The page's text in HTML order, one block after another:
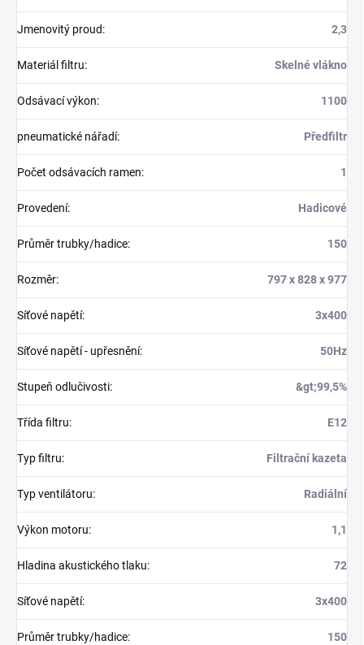
Jmenovitý proud: 2,3
Materiál filtru: Skelné vlákno
Odsávací výkon: 1100
pneumatické nářadí: Předfiltr
Počet odsávacích ramen: 1
Provedení: Hadicové
Průměr trubky/hadice: 150
Rozměr: 797 x 828 x 977
Síťové napětí: 3x400
Síťové napětí - upřesnění: 50Hz
Stupeň odlučivosti: &gt;99,5%
Třída filtru: E12
Typ filtru: Filtrační kazeta
Typ ventilátoru: Radiální
Výkon motoru: 1,1
Hladina akustického tlaku: 72
Síťové napětí: 3x400
Průměr trubky/hadice: 150